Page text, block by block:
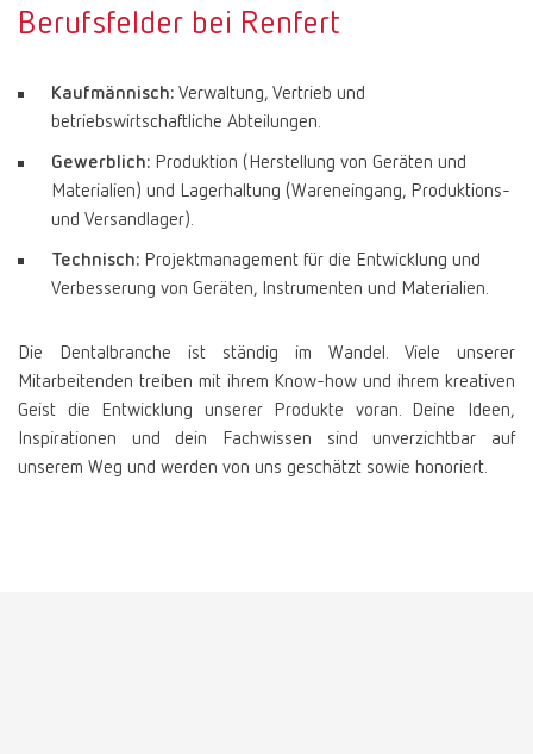
Berufsfelder bei Renfert
Kaufmännisch: Verwaltung, Vertrieb und
betriebswirtschaftliche Abteilungen.
Gewerblich: Produktion (Herstellung von Geräten und
Materialien) und Lagerhaltung (Wareneingang, Produktions-
und Versandlager).
Technisch: Projektmanagement für die Entwicklung und
Verbesserung von Geräten, Instrumenten und Materialien.
Die Dentalbranche ist ständig im Wandel. Viele unserer
Mitarbeitenden treiben mit ihrem Know-how und ihrem kreativen
Geist die Entwicklung unserer Produkte voran. Deine Ideen,
Inspirationen und dein Fachwissen sind unverzichtbar auf
unserem Weg und werden von uns geschätzt sowie honoriert.